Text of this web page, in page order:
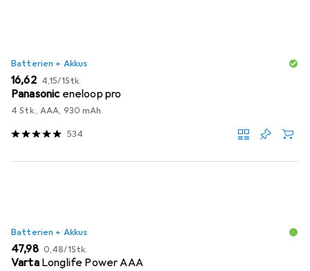
Batterien + Akkus
EUR
16,62 EUR
4,15/1Stk.
Panasonic eneloop pro
4 Stk., AAA, 930 mAh
534
Batterien + Akkus
EUR
47,98 EUR
0,48/1Stk.
Varta Longlife Power AAA